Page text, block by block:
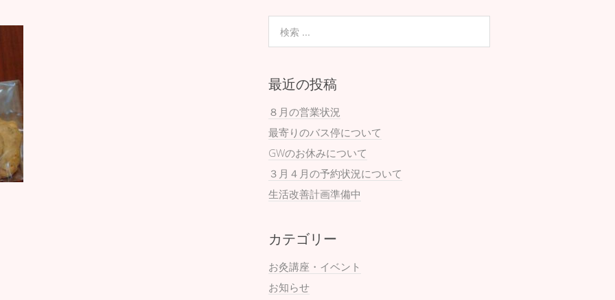
最近の投稿
８月の営業状況
最寄りのバス停について
GWのお休みについて
３月４月の予約状況について
生活改善計画準備中
カテゴリー
お灸講座・イベント
お知らせ